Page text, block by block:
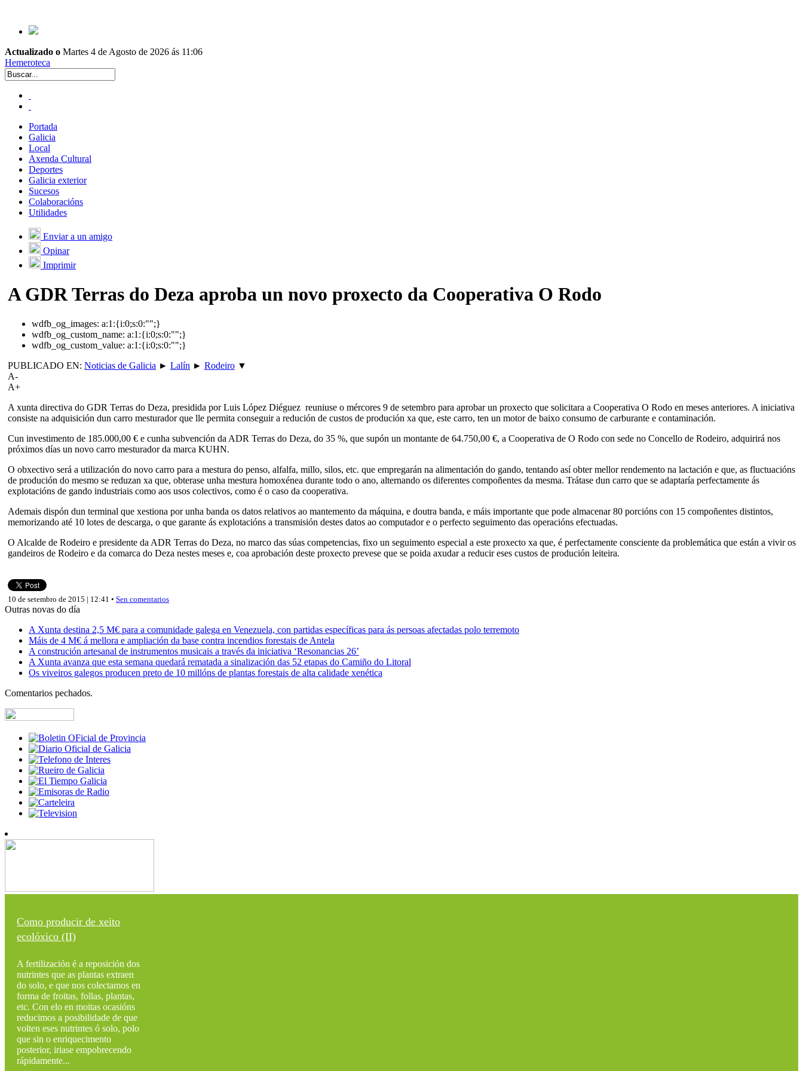
Actualizado o Martes 4 de Agosto de 2026 ás 11:06
Hemeroteca
Portada
Galicia
Local
Axenda Cultural
Deportes
Galicia exterior
Sucesos
Colaboracións
Utilidades
Enviar a un amigo
Opinar
Imprimir
A GDR Terras do Deza aproba un novo proxecto da Cooperativa O Rodo
wdfb_og_images: a:1:{i:0;s:0:"";}
wdfb_og_custom_name: a:1:{i:0;s:0:"";}
wdfb_og_custom_value: a:1:{i:0;s:0:"";}
PUBLICADO EN: Noticias de Galicia ► Lalín ► Rodeiro ▼
A-
A+
A xunta directiva do GDR Terras do Deza, presidida por Luis López Diéguez reuniuse o mércores 9 de setembro para aprobar un proxecto que solicitara a Cooperativa O Rodo en meses anteriores. A iniciativa
consiste na adquisición dun carro mesturador que lle permita conseguir a redución de custos de produción xa que, este carro, ten un motor de baixo consumo de carburante e contaminación.
Cun investimento de 185.000,00 € e cunha subvención da ADR Terras do Deza, do 35 %, que supón un montante de 64.750,00 €, a Cooperativa de O Rodo con sede no Concello de Rodeiro, adquirirá nos
próximos días un novo carro mesturador da marca KUHN.
O obxectivo será a utilización do novo carro para a mestura do penso, alfalfa, millo, silos, etc. que empregarán na alimentación do gando, tentando así obter mellor rendemento na lactación e que, as fluctuacións
de produción do mesmo se reduzan xa que, obterase unha mestura homoxénea durante todo o ano, alternando os diferentes compoñentes da mesma. Trátase dun carro que se adaptaría perfectamente ás
explotacións de gando industriais como aos usos colectivos, como é o caso da cooperativa.
Ademais dispón dun terminal que xestiona por unha banda os datos relativos ao mantemento da máquina, e doutra banda, e máis importante que pode almacenar 80 porcións con 15 compoñentes distintos,
memorizando até 10 lotes de descarga, o que garante ás explotacións a transmisión destes datos ao computador e o perfecto seguimento das operacións efectuadas.
O Alcalde de Rodeiro e presidente da ADR Terras do Deza, no marco das súas competencias, fixo un seguimento especial a este proxecto xa que, é perfectamente consciente da problemática que están a vivir os
gandeiros de Rodeiro e da comarca do Deza nestes meses e, coa aprobación deste proxecto prevese que se poida axudar a reducir eses custos de produción leiteira.
10 de setembro de 2015 | 12:41 • Sen comentarios
Outras novas do día
A Xunta destina 2,5 M€ para a comunidade galega en Venezuela, con partidas específicas para ás persoas afectadas polo terremoto
Máis de 4 M€ á mellora e ampliación da base contra incendios forestais de Antela
A construción artesanal de instrumentos musicais a través da iniciativa ‘Resonancias 26’
A Xunta avanza que esta semana quedará rematada a sinalización das 52 etapas do Camiño do Litoral
Os viveiros galegos producen preto de 10 millóns de plantas forestais de alta calidade xenética
Comentarios pechados.
Como producir de xeito
ecolóxico (II)
A fertilización é a reposición dos
nutrintes que as plantas extraen
do solo, e que nos colectamos en
forma de froitas, follas, plantas,
etc. Con elo en moitas ocasións
reducimos a posibilidade de que
volten eses nutrintes ó solo, polo
que sin o enriquecimento
posterior, iriase empobrecendo
rápidamente...